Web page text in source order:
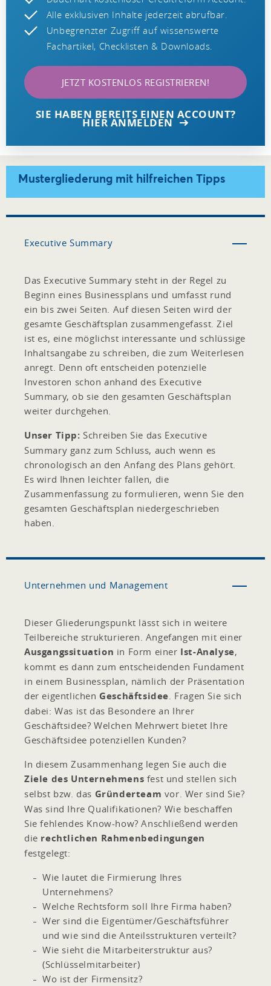
Alle exklusiven Inhalte jederzeit abrufbar.
Unbegrenzter Zugriff auf wissenswerte
Fachartikel, Checklisten & Downloads.
JETZT KOSTENLOS REGISTRIEREN!
SIE HABEN BEREITS EINEN ACCOUNT?
HIER ANMELDEN
Mustergliederung mit hilfreichen Tipps
Executive Summary
Das Executive Summary steht in der Regel zu
Beginn eines Businessplans und umfasst rund
ein bis zwei Seiten. Auf diesen Seiten wird der
gesamte Geschäftsplan zusammengefasst. Ziel
ist es, eine möglichst interessante und schlüssige
Inhaltsangabe zu schreiben, die zum Weiterlesen
anregt. Denn oft entscheiden potenzielle
Investoren schon anhand des Executive
Summary, ob sie den gesamten Geschäftsplan
weiter durchgehen.
Unser Tipp: Schreiben Sie das Executive
Summary ganz zum Schluss, auch wenn es
chronologisch an den Anfang des Plans gehört.
Es wird Ihnen leichter fallen, die
Zusammenfassung zu formulieren, wenn Sie den
gesamten Geschäftsplan niedergeschrieben
haben.
Unternehmen und Management
Dieser Gliederungspunkt lässt sich in weitere
Teilbereiche strukturieren. Angefangen mit einer
Ausgangssituation in Form einer Ist-Analyse,
kommt es dann zum entscheidenden Fundament
in einem Businessplan, nämlich der Präsentation
der eigentlichen Geschäftsidee. Fragen Sie sich
dabei: Was ist das Besondere an Ihrer
Geschäftsidee? Welchen Mehrwert bietet Ihre
Geschäftsidee potenziellen Kunden?
In diesem Zusammenhang legen Sie auch die
Ziele des Unternehmens fest und stellen sich
selbst bzw. das Gründerteam vor. Wer sind Sie?
Was sind Ihre Qualifikationen? Wie beschaffen
Sie fehlendes Know-how? Anschließend werden
die rechtlichen Rahmenbedingungen
festgelegt:
Wie lautet die Firmierung Ihres
Unternehmens?
Welche Rechtsform soll Ihre Firma haben?
Wer sind die Eigentümer/Geschäftsführer
und wie sind die Anteilsstrukturen verteilt?
Wie sieht die Mitarbeiterstruktur aus?
(Schlüsselmitarbeiter)
Wo ist der Firmensitz?